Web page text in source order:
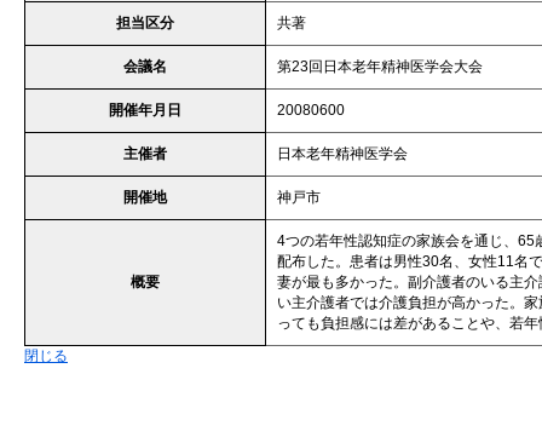
担当区分 共著
会議名 第23回日本老年精神医学会大会
開催年月日 20080600
主催者 日本老年精神医学会
開催地 神戸市
概要
4つの若年性認知症の家族会を通じ、
配布した。患者は男性30名、女性11名
妻が最も多かった。副介護者のいる主
い主介護者では介護負担が高かった。
っても負担感には差があることや、若
閉じる